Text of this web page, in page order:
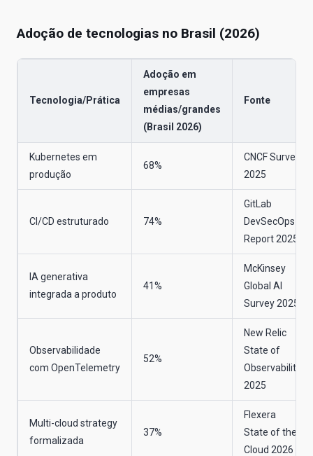
Adoção de tecnologias no Brasil (2026)
Tecnologia/Prática
Adoção em
empresas
médias/grandes
(Brasil 2026)
Fonte
Kubernetes em
produção
68%
CNCF Survey
2025
CI/CD estruturado 74%
GitLab
DevSecOps
Report 2025
IA generativa
integrada a produto
41%
McKinsey
Global AI
Survey 2025
Observabilidade
com OpenTelemetry
52%
New Relic
State of
Observability
2025
Multi-cloud strategy
formalizada
37%
Flexera
State of the
Cloud 2026